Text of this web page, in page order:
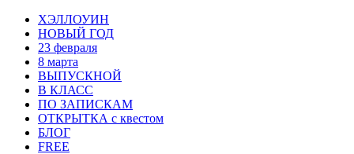
ХЭЛЛОУИН
НОВЫЙ ГОД
23 февраля
8 марта
ВЫПУСКНОЙ
В КЛАСС
ПО ЗАПИСКАМ
ОТКРЫТКА с квестом
БЛОГ
FREE